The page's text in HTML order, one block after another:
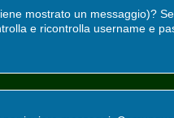
mostrato un messaggio)?
e ricontrolla username e